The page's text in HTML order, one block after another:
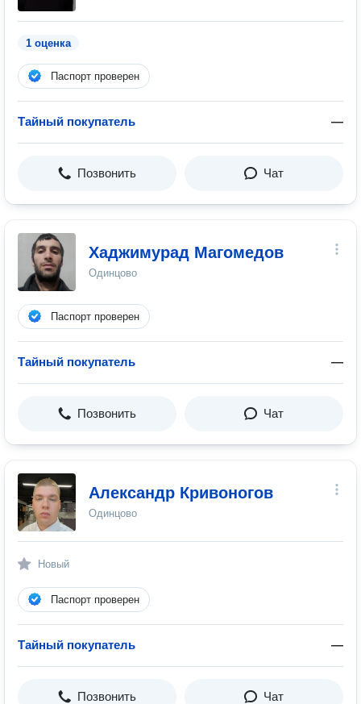
1 оценка
Паспорт проверен
Тайный покупатель —
Позвонить Чат
Хаджимурад Магомедов
Одинцово
Паспорт проверен
Тайный покупатель —
Позвонить Чат
Александр Кривоногов
Одинцово
Новый
Паспорт проверен
Тайный покупатель —
Позвонить Чат